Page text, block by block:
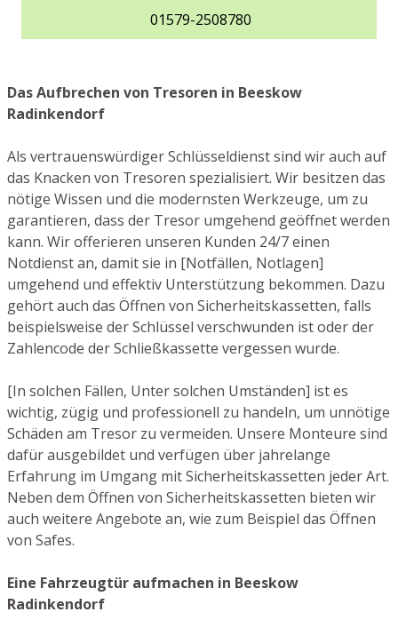
01579-2508780
Das Aufbrechen von Tresoren in Beeskow
Radinkendorf
Als vertrauenswürdiger Schlüsseldienst sind wir auch auf
das Knacken von Tresoren spezialisiert. Wir besitzen das
nötige Wissen und die modernsten Werkzeuge, um zu
garantieren, dass der Tresor umgehend geöffnet werden
kann. Wir offerieren unseren Kunden 24/7 einen
Notdienst an, damit sie in [Notfällen, Notlagen]
umgehend und effektiv Unterstützung bekommen. Dazu
gehört auch das Öffnen von Sicherheitskassetten, falls
beispielsweise der Schlüssel verschwunden ist oder der
Zahlencode der Schließkassette vergessen wurde.
[In solchen Fällen, Unter solchen Umständen] ist es
wichtig, zügig und professionell zu handeln, um unnötige
Schäden am Tresor zu vermeiden. Unsere Monteure sind
dafür ausgebildet und verfügen über jahrelange
Erfahrung im Umgang mit Sicherheitskassetten jeder Art.
Neben dem Öffnen von Sicherheitskassetten bieten wir
auch weitere Angebote an, wie zum Beispiel das Öffnen
von Safes.
Eine Fahrzeugtür aufmachen in Beeskow
Radinkendorf